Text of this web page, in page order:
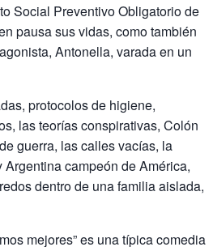
Social Preventivo Obligatorio de
pausa sus vidas, como también
Antonella, varada en un
protocolos de higiene,
las teorías conspirativas, Colón
guerra, las calles vacías, la
campeón de América,
dentro de una familia aislada,
mejores” es una típica comedia